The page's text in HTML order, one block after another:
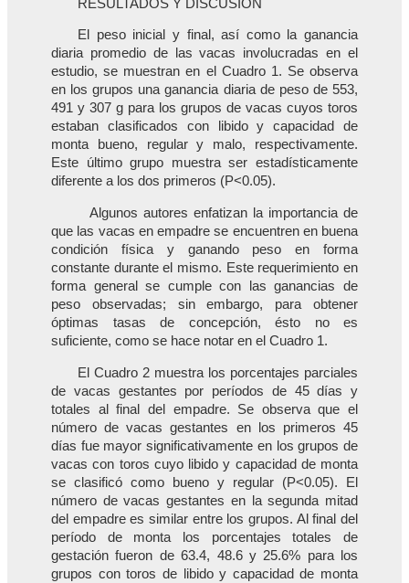
RESULTADOS Y DISCUSIÓN
El peso inicial y final, así como la ganancia
diaria promedio de las vacas involucradas en el
estudio, se muestran en el Cuadro 1. Se observa
en los grupos una ganancia diaria de peso de 553,
491 y 307 g para los grupos de vacas cuyos toros
estaban clasificados con libido y capacidad de
monta bueno, regular y malo, respectivamente.
Este último grupo muestra ser estadísticamente
diferente a los dos primeros (P<0.05).
Algunos autores enfatizan la importancia de
que las vacas en empadre se encuentren en buena
condición física y ganando peso en forma
constante durante el mismo. Este requerimiento en
forma general se cumple con las ganancias de
peso observadas; sin embargo, para obtener
óptimas tasas de concepción, ésto no es
suficiente, como se hace notar en el Cuadro 1.
El Cuadro 2 muestra los porcentajes parciales
de vacas gestantes por períodos de 45 días y
totales al final del empadre. Se observa que el
número de vacas gestantes en los primeros 45
días fue mayor significativamente en los grupos de
vacas con toros cuyo libido y capacidad de monta
se clasificó como bueno y regular (P<0.05). El
número de vacas gestantes en la segunda mitad
del empadre es similar entre los grupos. Al final del
período de monta los porcentajes totales de
gestación fueron de 63.4, 48.6 y 25.6% para los
grupos con toros de libido y capacidad de monta